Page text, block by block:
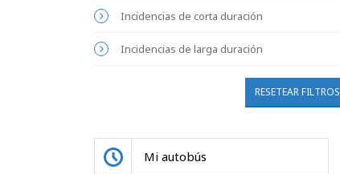
Incidencias de corta duración
Incidencias de larga duración
RESETEAR FILTROS
Mi autobús